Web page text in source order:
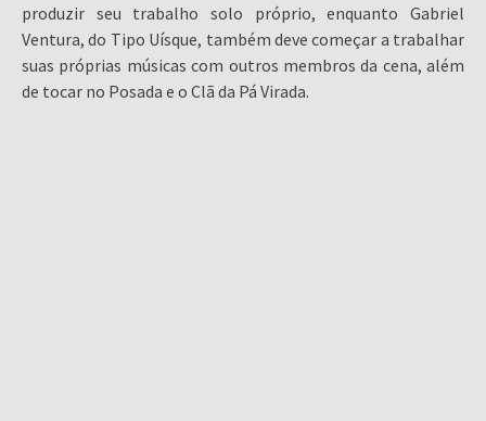
produzir seu trabalho solo próprio, enquanto Gabriel
Ventura, do Tipo Uísque, também deve começar a trabalhar
suas próprias músicas com outros membros da cena, além
de tocar no Posada e o Clã da Pá Virada.